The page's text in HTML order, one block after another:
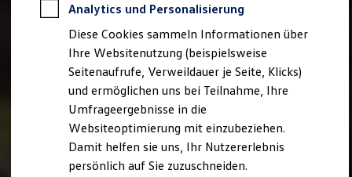
Autokredit mit Schlussrate
Versicherungen und Garantien
Kfz-Versicherung
Restschuldversicherungen
Garantien
Wartungsverträge
Geschäftskunden
Professional Class bei Volkswagen
Großkunden
Behörden
Direktkunden
Sonderfahrzeuge
Analytics und Personalisierung
Diese Cookies sammeln Informationen über
Ihre Websitenutzung (beispielsweise
Seitenaufrufe, Verweildauer je Seite, Klicks)
und ermöglichen uns bei Teilnahme, Ihre
Umfrageergebnisse in die
Websiteoptimierung mit einzubeziehen.
Damit helfen sie uns, Ihr Nutzererlebnis
persönlich auf Sie zuzuschneiden.